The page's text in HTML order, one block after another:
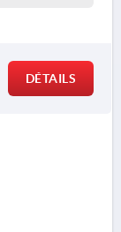
DÉTAILS